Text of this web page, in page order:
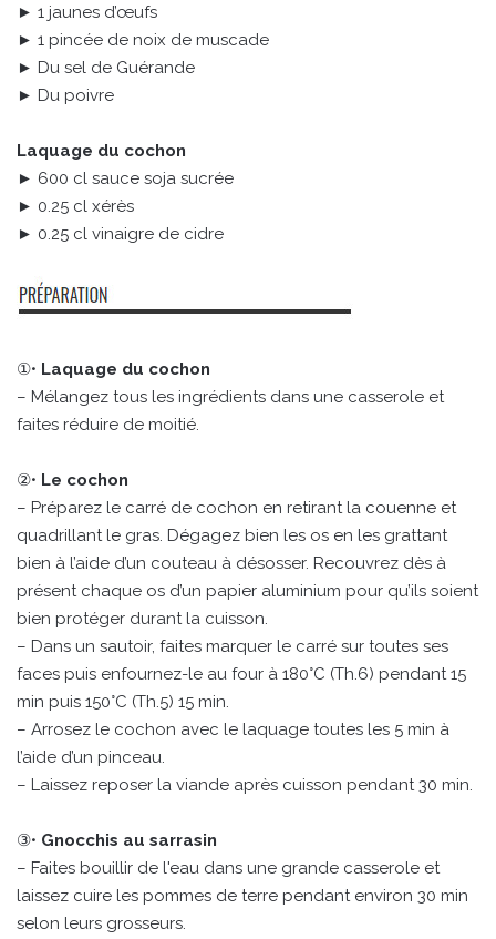
► 1 jaunes d’œufs
► 1 pincée de noix de muscade
► Du sel de Guérande
► Du poivre
Laquage du cochon
► 600 cl sauce soja sucrée
► 0.25 cl xérès
► 0.25 cl vinaigre de cidre
①• Laquage du cochon
– Mélangez tous les ingrédients dans une casserole et
faites réduire de moitié.
②• Le cochon
– Préparez le carré de cochon en retirant la couenne et
quadrillant le gras. Dégagez bien les os en les grattant
bien à l’aide d’un couteau à désosser. Recouvrez dès à
présent chaque os d’un papier aluminium pour qu’ils soient
bien protéger durant la cuisson.
– Dans un sautoir, faites marquer le carré sur toutes ses
faces puis enfournez-le au four à 180°C (Th.6) pendant 15
min puis 150°C (Th.5) 15 min.
– Arrosez le cochon avec le laquage toutes les 5 min à
l’aide d’un pinceau.
– Laissez reposer la viande après cuisson pendant 30 min.
③• Gnocchis au sarrasin
– Faites bouillir de l'eau dans une grande casserole et
laissez cuire les pommes de terre pendant environ 30 min
selon leurs grosseurs.